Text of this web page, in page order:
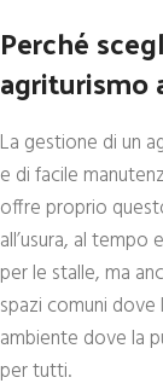
Perché
agriturismo
La gestione di un
e di facile
offre proprio
all’usura, al
per le stalle, ma
spazi comuni dove
ambiente dove la
per tutti.